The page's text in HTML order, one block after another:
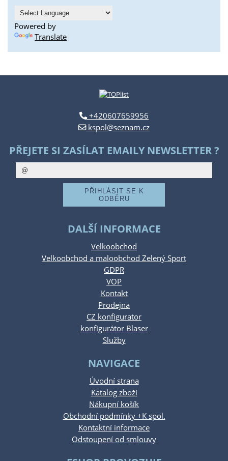
Powered by
Translate
+420607659956
kspol@seznam.cz
PŘEJETE SI ZASÍLAT EMAILY NEWSLETTER ?
DALŠÍ INFORMACE
Velkoobchod
Velkoobchod a maloobchod Zelený Sport
GDPR
VOP
Kontakt
Prodejna
CZ konfigurator
konfigurátor Blaser
Služby
NAVIGACE
Úvodní strana
Katalog zboží
Nákupní košík
Obchodní podmínky +K spol.
Kontaktní informace
Odstoupení od smlouvy